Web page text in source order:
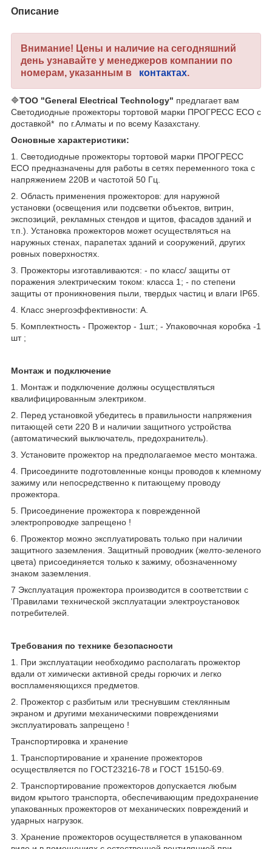
Описание
Внимание! Цены и наличие на сегодняшний
день узнавайте у менеджеров компании по
номерам, указанным в контактах.
🔷ТОО "General Electrical Technology" предлагает вам
Светодиодные прожекторы тортовой марки ПРОГРЕСС ECO с
доставкой* по г.Алматы и по всему Казахстану.
Основные характеристики:
1. Светодиодные прожекторы тортовой марки ПРОГРЕСС
ECO предназначены для работы в сетях переменного тока с
напряжением 220В и частотой 50 Гц.
2. Область применения прожекторов: для наружной
установки (освещения или подсветки объектов, витрин,
экспозиций, рекламных стендов и щитов, фасадов зданий и
т.п.). Установка прожекторов может осуществляться на
наружных стенах, парапетах зданий и сооружений, других
ровных поверхностях.
3. Прожекторы изготавливаются: - по класс/ защиты от
поражения электрическим током: класса 1; - по степени
защиты от проникновения пыли, твердых частиц и влаги IP65.
4. Класс энергоэффективности: А.
5. Комплектность - Прожектор - 1шт.; - Упаковочная коробка -1
шт ;
Монтаж и подключение
1. Монтаж и подключение должны осуществляться
квалифицированным электриком.
2. Перед установкой убедитесь в правильности напряжения
питающей сети 220 В и наличии защитного устройства
(автоматический выключатель, предохранитель).
3. Установите прожектор на предполагаемое место монтажа.
4. Присоедините подготовленные концы проводов к клемному
зажиму или непосредственно к питающему проводу
прожектора.
5. Присоединение прожектора к поврежденной
электропроводке запрещено !
6. Прожектор можно эксплуатировать только при наличии
защитного заземления. Защитный проводник (желто-зеленого
цвета) присоединяется только к зажиму, обозначенному
знаком заземления.
7 Эксплуатация прожектора производится в соответствии с
'Правилами технической эксплуатации электроустановок
потребителей.
Требования по технике безопасности
1. При эксплуатации необходимо располагать прожектор
вдали от химически активной среды горючих и легко
воспламеняющихся предметов.
2. Прожектор с разбитым или треснувшим стеклянным
экраном и другими механическими повреждениями
эксплуатировать запрещено !
Транспортировка и хранение
1. Транспортирование и хранение прожекторов
осуществляется по ГОСТ23216-78 и ГОСТ 15150-69.
2. Транспортирование прожекторов допускается любым
видом крытого транспорта, обеспечивающим предохранение
упакованных прожекторов от механических повреждений и
ударных нагрузок.
3. Хранение прожекторов осуществляется в упакованном